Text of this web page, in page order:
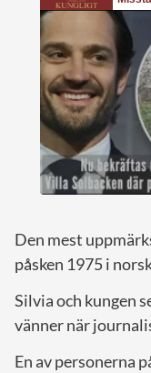
Den mest
påsken 1975 i
Silvia och kungen
vänner när
En av personerna